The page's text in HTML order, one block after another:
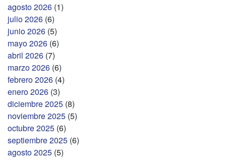
agosto 2026 (1)
julio 2026 (6)
junio 2026 (5)
mayo 2026 (6)
abril 2026 (7)
marzo 2026 (6)
febrero 2026 (4)
enero 2026 (3)
diciembre 2025 (8)
noviembre 2025 (5)
octubre 2025 (6)
septiembre 2025 (6)
agosto 2025 (5)